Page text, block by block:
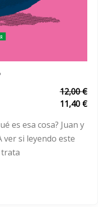
12,00 €
11,40 €
es esa cosa? Juan y
ver si leyendo este
trata